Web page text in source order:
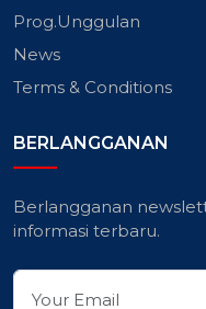
Prog.Unggulan
News
Terms & Conditions
BERLANGGANAN
Berlangganan
informasi terbaru.